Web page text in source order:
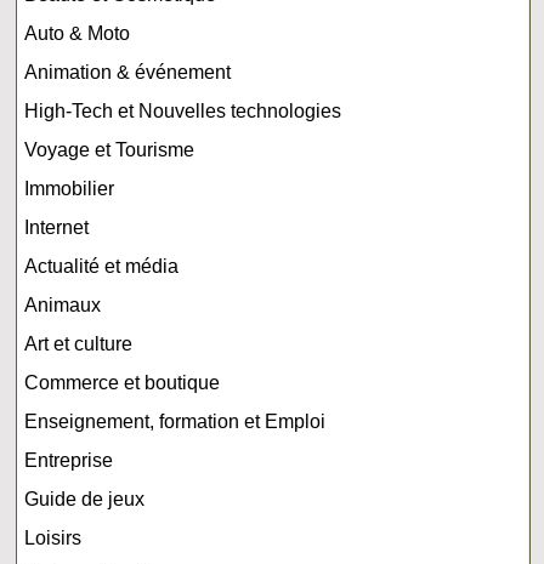
Auto & Moto
Animation & événement
High-Tech et Nouvelles technologies
Voyage et Tourisme
Immobilier
Internet
Actualité et média
Animaux
Art et culture
Commerce et boutique
Enseignement, formation et Emploi
Entreprise
Guide de jeux
Loisirs